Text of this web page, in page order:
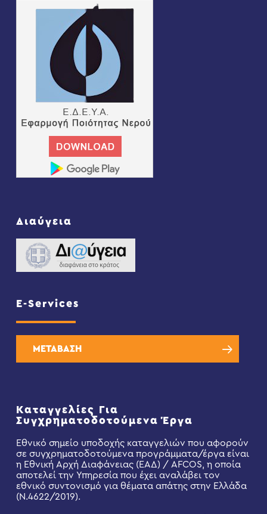
Διαύγεια
E-Services
ΜΕΤΑΒΑΣΗ
Καταγγελίες Για
Συγχρηματοδοτούμενα Έργα
Εθνικό σημείο υποδοχής καταγγελιών που αφορούν
σε συγχρηματοδοτούμενα προγράμματα/έργα είναι
η Εθνική Αρχή Διαφάνειας (ΕΑΔ) / AFCOS, η οποία
αποτελεί την Υπηρεσία που έχει αναλάβει τον
εθνικό συντονισμό για θέματα απάτης στην Ελλάδα
(Ν.4622/2019).